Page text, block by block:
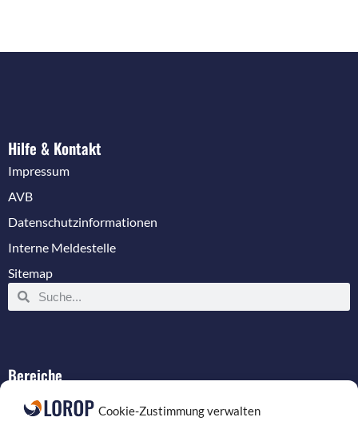
Cookie-Zustimmung verwalten
Bereiche
Verkabelung
Hilfe & Kontakt
Impressum
AVB
Datenschutzinformationen
Interne Meldestelle
Sitemap